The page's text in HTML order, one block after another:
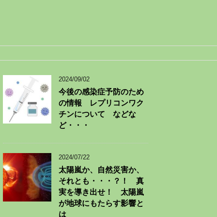
2024/09/02
今後の感染症予防のため
の情報 レプリコンワク
チンについて などな
ど・・・
2024/07/22
太陽嵐か、自然災害か、
それとも・・・？！ 真
実を導き出せ！ 太陽嵐
が地球にもたらす影響と
は